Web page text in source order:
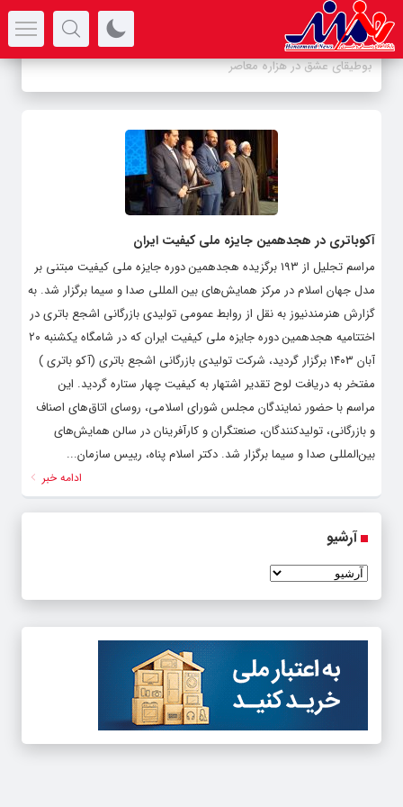
بوطیقای عشق در هزاره معاصر
آکوباتری در هجدهمین جایزه ملی کیفیت ایران
مراسم تجلیل از ۱۹۳ برگزیده هجدهمین دوره جایزه ملی کیفیت مبتنی بر
مدل جهان اسلام در مرکز همایش‌های بین المللی صدا و سیما برگزار شد. به
گزارش هنرمندنیوز به نقل از روابط عمومی تولیدی بازرگانی اشجع باتری در
اختتامیه هجدهمین دوره جایزه ملی کیفیت ایران که در شامگاه یکشنبه ۲۰
آبان ۱۴۰۳ برگزار گردید، شرکت تولیدی بازرگانی اشجع باتری (آکو باتری )
مفتخر به دریافت لوح تقدیر اشتهار به کیفیت چهار ستاره گردید. این
مراسم با حضور نمایندگان مجلس شورای اسلامی، روسای اتاق‌های اصناف
و بازرگانی، تولیدکنندگان، صنعتگران و کارآفرینان در سالن همایش‌های
بین‌المللی صدا و سیما برگزار شد. دکتر اسلام پناه، رییس سازمان...
ادامه خبر
آرشیو